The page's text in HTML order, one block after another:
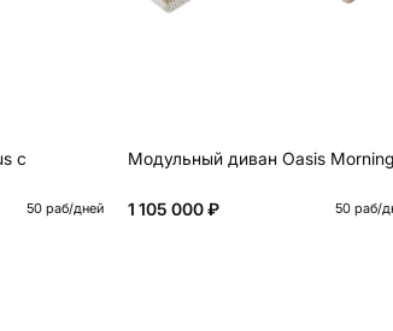
с
50 раб/дней
Модульный диван Oasis Morning
1 105 000 ₽ 50 раб/